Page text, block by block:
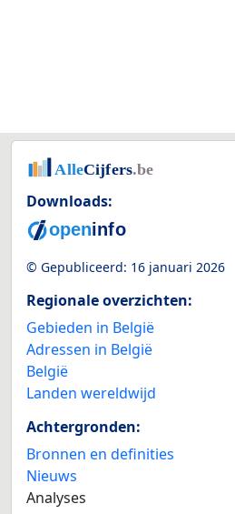
Downloads:
© Gepubliceerd: 16 januari 2026
Regionale overzichten:
Gebieden in België
Adressen in België
België
Landen wereldwijd
Achtergronden:
Bronnen en definities
Nieuws
Analyses